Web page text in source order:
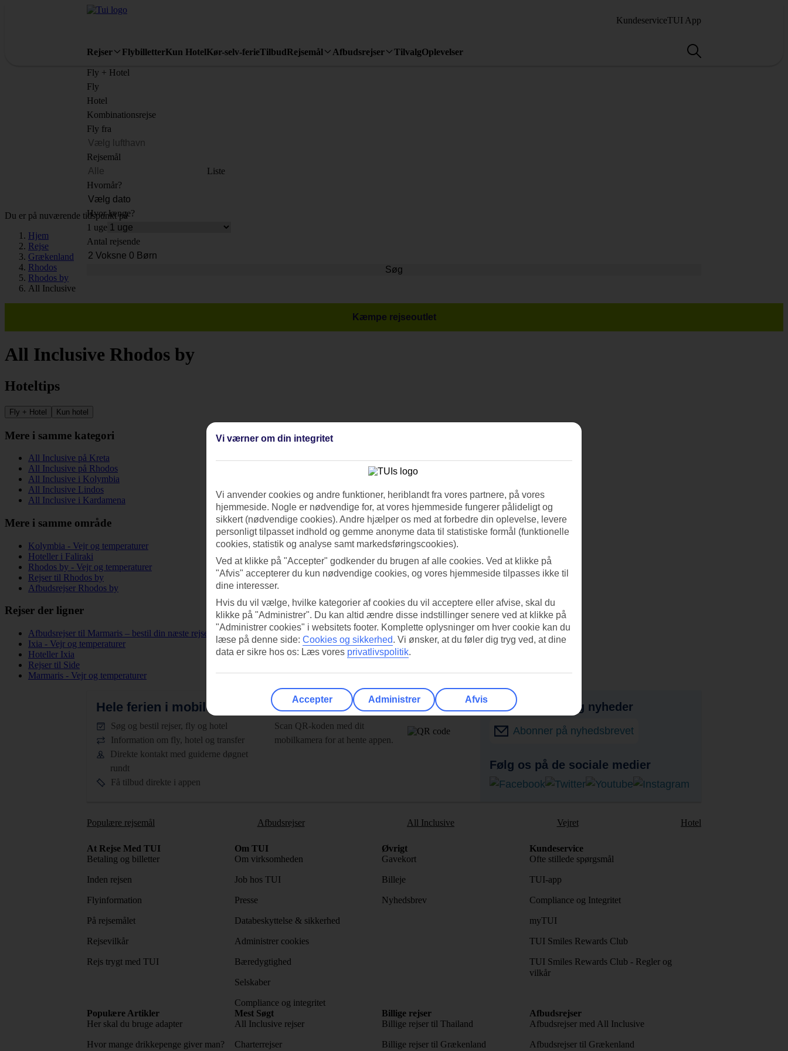
KundeserviceTUI App
Rejser FlybilletterKun HotelKør-selv-ferieTilbudRejsemål Afbudsrejser TilvalgOplevelser
Fly + Hotel
Fly
Hotel
Kombinationsrejse
Fly fra
Rejsemål
Liste
Hvornår?
Hvor længe?
1 uge
Antal rejsende
Søg
Du er på nuværende tidspunkt på
Hjem
Rejse
Grækenland
Rhodos
Rhodos by
All Inclusive
Kæmpe rejseoutlet
All Inclusive Rhodos by
Hoteltips
Fly + Hotel Kun hotel
Mere i samme kategori
All Inclusive på Kreta
All Inclusive på Rhodos
All Inclusive i Kolymbia
All Inclusive Lindos
All Inclusive i Kardamena
Mere i samme område
Kolymbia - Vejr og temperaturer
Hoteller i Faliraki
Rhodos by - Vejr og temperaturer
Rejser til Rhodos by
Afbudsrejser Rhodos by
Rejser der ligner
Afbudsrejser til Marmaris – bestil din næste rejse i dag!
Ixia - Vejr og temperaturer
Hoteller Ixia
Rejser til Side
Marmaris - Vejr og temperaturer
Hele ferien i mobilen. Hent TUI-appen i dag!
Søg og bestil rejser, fly og hotel
Information om fly, hotel og transfer
Direkte kontakt med guiderne døgnet
rundt
Få tilbud direkte i appen
Scan QR-koden med dit
mobilkamera for at hente appen.
Få tilbud, tips og nyheder
Abonner på nyhedsbrevet
Følg os på de sociale medier
Populære rejsemål Afbudsrejser All Inclusive Vejret Hotel
At Rejse Med TUI
Betaling og billetter
Inden rejsen
Flyinformation
På rejsemålet
Rejsevilkår
Rejs trygt med TUI
Om TUI
Om virksomheden
Job hos TUI
Presse
Databeskyttelse & sikkerhed
Administrer cookies
Bæredygtighed
Selskaber
Compliance og integritet
Øvrigt
Gavekort
Billeje
Nyhedsbrev
Kundeservice
Ofte stillede spørgsmål
TUI-app
Compliance og Integritet
myTUI
TUI Smiles Rewards Club
TUI Smiles Rewards Club - Regler og
vilkår
Populære Artikler
Her skal du bruge adapter
Hvor mange drikkepenge giver man?
Mest Søgt
All Inclusive rejser
Charterrejser
Billige rejser
Billige rejser til Thailand
Billige rejser til Grækenland
Afbudsrejser
Afbudsrejser med All Inclusive
Afbudsrejser til Grækenland
Vi værner om din integritet
Vi anvender cookies og andre funktioner, heriblandt fra vores partnere, på vores
hjemmeside. Nogle er nødvendige for, at vores hjemmeside fungerer pålideligt og
sikkert (nødvendige cookies). Andre hjælper os med at forbedre din oplevelse, levere
personligt tilpasset indhold og gemme anonyme data til statistiske formål (funktionelle
cookies, statistik og analyse samt markedsføringscookies).
Ved at klikke på "Accepter" godkender du brugen af alle cookies. Ved at klikke på
"Afvis" accepterer du kun nødvendige cookies, og vores hjemmeside tilpasses ikke til
dine interesser.
Hvis du vil vælge, hvilke kategorier af cookies du vil acceptere eller afvise, skal du
klikke på "Administrer". Du kan altid ændre disse indstillinger senere ved at klikke på
"Administrer cookies" i websitets footer. Komplette oplysninger om hver cookie kan du
læse på denne side: Cookies og sikkerhed. Vi ønsker, at du føler dig tryg ved, at dine
data er sikre hos os: Læs vores privatlivspolitik.
Accepter Administrer Afvis